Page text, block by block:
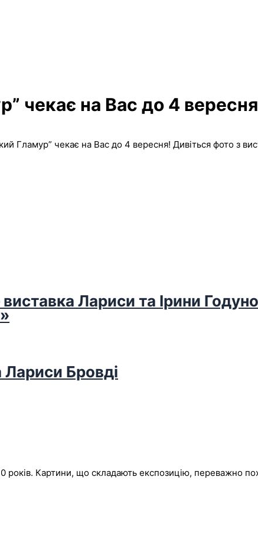
чекає на Вас до 4
Гламур” чекає на Вас до 4 вересня! Дивіться фото з
Лариси та Ірини
Лариси Бровді
років. Картини, що складають експозицію, переважно